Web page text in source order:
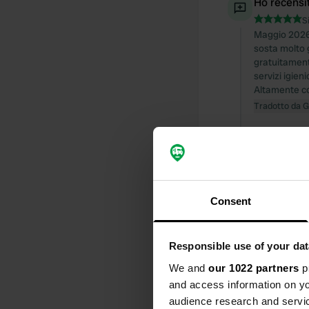
Consent
Responsible use of your
We and our 1022 partners
and access information on
audience research and
Maggio
sosta molto
servizi
Altamente
Tradotto da
la doccia a
spazio nel
Tradotto da